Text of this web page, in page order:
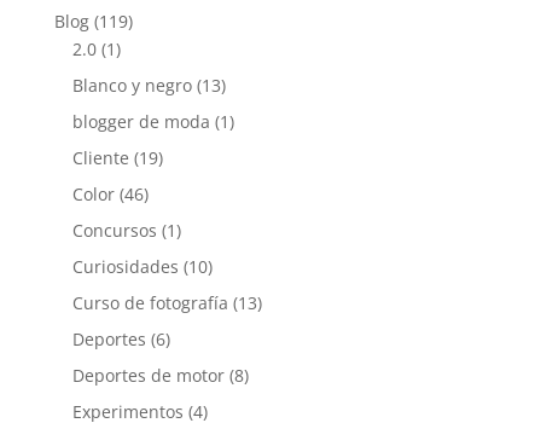
Blog(119)
2.0(1)
Blanco y negro(13)
blogger de moda (1)
Cliente (19)
Color(46)
Concursos (1)
Curiosidades (10)
Curso de fotografía (13)
Deportes (6)
Deportes de motor(8)
Experimentos (4)